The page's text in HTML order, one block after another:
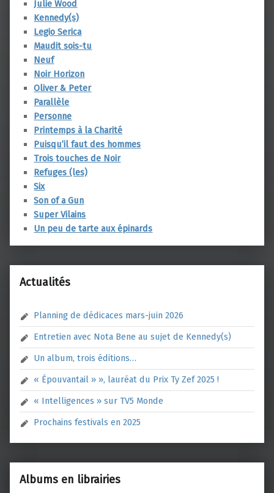
Julie Wood
Kennedy(s)
Legio Serica
Maudit sois-tu
Neuf
Noir Horizon
Oliver & Peter
Parallèle
Personne
Printemps à la Charité
Puisqu’il faut des hommes
Trois touches de Noir
Refuges (les)
Six
Son of a Gun
Super Vilains
Un peu de tarte aux épinards
Actualités
Planning de dédicaces mars-juin 2026
Entretien avec Nota Bene au sujet de Kennedy(s)
Un album, trois éditions…
« Épouvantail » », lauréat du Prix Ty Zef 2025 !
« Intelligences » sur TV5 Monde
Prochains festivals en 2025
Albums en librairies